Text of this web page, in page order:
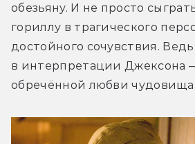
обезьяну. И не просто
гориллу в трагического
достойного сочувствия.
в интерпретации Джексона
обречённой любви чудовища